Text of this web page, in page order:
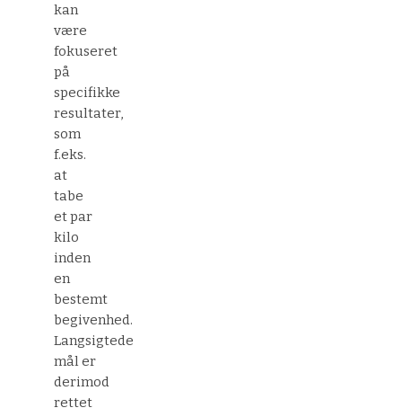
kan
være
fokuseret
på
specifikke
resultater,
som
f.eks.
at
tabe
et par
kilo
inden
en
bestemt
begivenhed.
Langsigtede
mål er
derimod
rettet